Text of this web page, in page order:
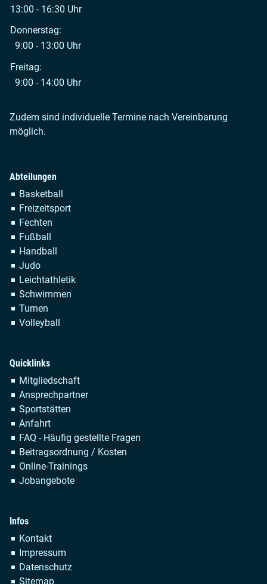
13:00 - 16:30 Uhr
Donnerstag:
9:00 - 13:00 Uhr
Freitag:
9:00 - 14:00 Uhr
Zudem sind individuelle Termine nach Vereinbarung
möglich.
Abteilungen
Navigation
überspringen
Basketball
Freizeitsport
Fechten
Fußball
Handball
Judo
Leichtathletik
Schwimmen
Turnen
Volleyball
Quicklinks
Navigation
überspringen
Mitgliedschaft
Ansprechpartner
Sportstätten
Anfahrt
FAQ - Häufig gestellte Fragen
Beitragsordnung / Kosten
Online-Trainings
Jobangebote
Infos
Navigation
überspringen
Kontakt
Impressum
Datenschutz
Sitemap